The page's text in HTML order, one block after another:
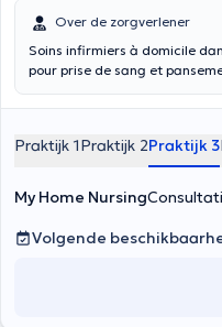
Over de zorgverlener
Soins infirmiers à domicile
pour prise de sang et
Praktijk 1Praktijk 2Praktijk 3
My Home Nursing
Volgende